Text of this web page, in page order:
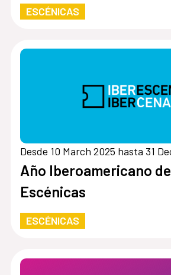
ESCÉNICAS
Desde 10 March 2025 hasta 31
Año Iberoamericano
Escénicas
ESCÉNICAS